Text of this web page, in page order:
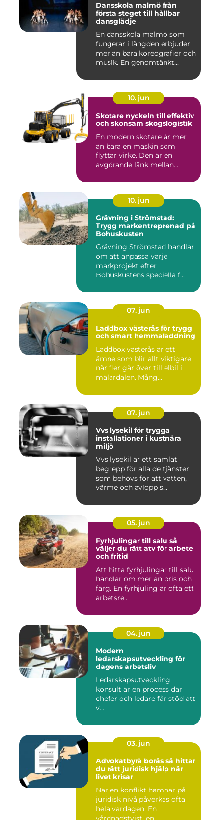
Dansskola malmö från
första steget till hållbar
dansglädje
En dansskola malmö som
fungerar i längden erbjuder
mer än bara koreografier och
musik. En genomtänkt...
10. jun
Skotare nyckeln till effektiv
och skonsam skogslogistik
En modern skotare är mer
än bara en maskin som
flyttar virke. Den är en
avgörande länk mellan
10. jun
Grävning i Strömstad:
Trygg markentreprenad på
Bohuskusten
Grävning Strömstad handlar
om att anpassa varje
markprojekt efter
Bohuskustens speciella f...
07. jun
Laddbox västerås för trygg
och smart hemmaladdning
Laddbox västerås är ett
ämne som blir allt viktigare
när fler går över till elbil i
mälardalen. Mång...
07. jun
Vvs lysekil för trygga
installationer i kustnära
miljö
Vvs lysekil är ett samlat
begrepp för alla de tjänster
som behövs för att vatten,
värme och avlopp s...
05. jun
Fyrhjulingar till salu så
väljer du rätt atv för arbete
och fritid
Att hitta fyrhjulingar till salu
handlar om mer än pris och
färg. En fyrhjuling är ofta ett
arbetsre...
04. jun
Modern
ledarskapsutveckling för
dagens arbetsliv
Ledarskapsutveckling
konsult är en process där
chefer och ledare får stöd att
v...
03. jun
Advokatbyrå borås så hittar
du rätt juridisk hjälp när
livet krisar
När en konflikt hamnar på
juridisk nivå påverkas ofta
hela vardagen. En
vårdnadstvist, en